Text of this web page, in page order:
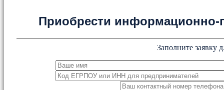
Приобрести
Заполните заявку